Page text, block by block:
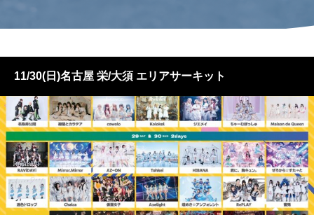
11/30(日)名古屋 栄/大須 エリアサーキット